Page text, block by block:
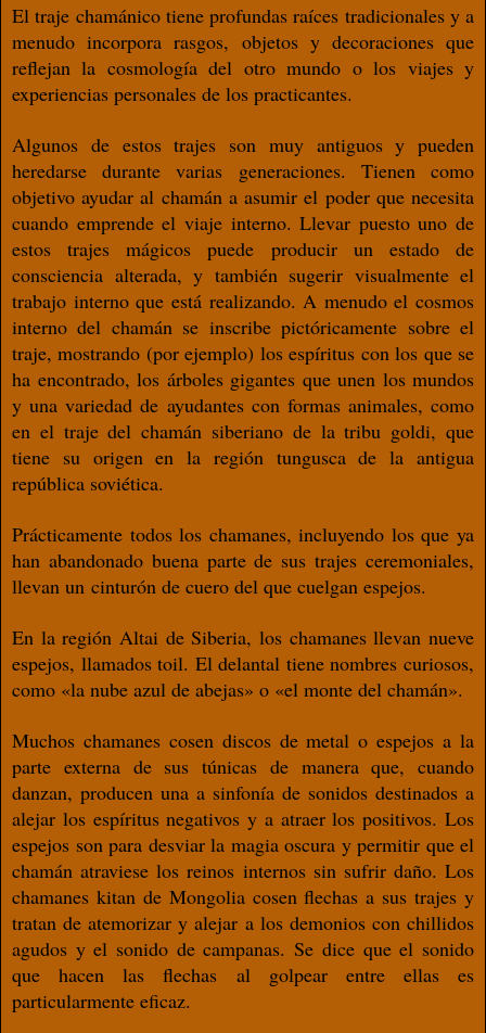
El traje chamánico tiene profundas raíces tradicionales y a
menudo incorporarasgos, objetos y decoraciones que
reﬂejan la cosmología del otro mundo o los viajes y
experiencias personales de los practicantes.
Algunos de estos trajes son muy antiguosy pueden
heredarse durante varias generaciones. Tienen como
objetivo ayudaral chamán a asumir el poder que necesita
cuando emprende el viaje interno. Llevar puesto uno de
estos trajes mágicos puede producir un estado de
consciencia alterada, y también sugerir visualmente el
trabajo interno que está realizando. A menudo el cosmos
interno del chamán se inscribe pictóricamente sobre el
traje, mostrando (porejemplo) los espíritus con los que se
ha encontrado, los árboles gigantes que unen los mundos
y una variedad de ayudantes con formas animales, como
en el traje del chamán siberiano de la tribu goldi, que
tiene su origen en la región tungusca de la antigua
república soviética.
Prácticamente todos los chamanes, incluyendo los que ya
han abandonado buena partede sus trajes ceremoniales,
llevan un cinturón de cuero del que cuelgan espejos.
En la región Altai de Siberia, los chamanesllevan nueve
espejos, llamados toil. El delantal tiene nombres curiosos,
como «la nube azul de abejas» o «el monte del chamán».
Muchos chamanes cosen discos de metal oespejos a la
parte externa de sus túnicas de manera que, cuando
danzan, producen una a sinfonía de sonidos destinados a
alejar los espíritus negativos y a atraer los positivos. Los
espejos son para desviar la magia oscura y permitir que el
chamán atraviese los reinos internos sin sufrir daño. Los
chamanes kitan de Mongolia cosen ﬂechas a sus trajes y
tratan de atemorizar y alejar a los demonios con chillidos
agudos y el sonido de campanas. Se dice que el sonido
que hacen las ﬂechas al golpear entre ellas es
particularmente eficaz.